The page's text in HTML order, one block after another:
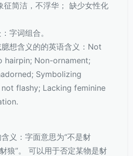
征简洁，不浮华； 缺少女性化
字词组合。
想含义的的英语含义：Not
hairpin; Non-ornament;
Symbolizing
flashy; Lacking feminine
义：字面意思为“不是豺
狼”。 可以用于否定某物是豺